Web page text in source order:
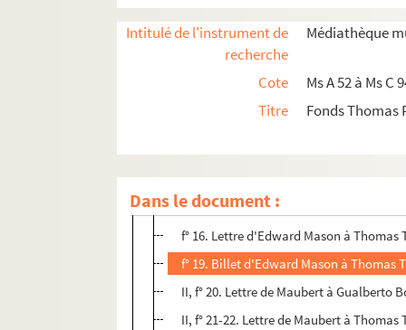
Intitulé de l'instrument de
recherche
Médiathèque
Cote
Ms A 52 à Ms C
Titre
Fonds Thomas
Dans le document :
f° 3. Copie tronquée ou brouillon d'une
f° 4. Lettre ou copie de lettre pour la
f° 12. Lettre à un destinataire inconnu
f° 13. Lettre d'Edward Mason, datée de
f° 14. Lettre d'Edward Mason à
f° 16. Lettre d'Edward Mason à
f° 19. Billet d'Edward Mason à Thomas
II, f° 20. Lettre de Maubert à Gualberto
II, f° 21-22. Lettre de Maubert à Thomas